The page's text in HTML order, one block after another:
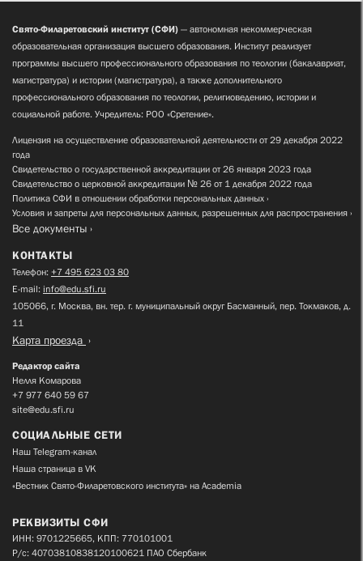
Свято-Филаретовский институт (СФИ) — автономная некоммерческая
образовательная организация высшего образования. Институт реализует
программы высшего профессионального образования по теологии (бакалавриат,
магистратура) и истории (магистратура), а также дополнительного
профессионального образования по теологии, религиоведению, истории и
социальной работе. Учредитель: РОО «Сретение».
Лицензия на осуществление образовательной деятельности от 29 декабря 2022
года
Свидетельство о государственной аккредитации от 26 января 2023 года
Свидетельство о церковной аккредитации № 26 от 1 декабря 2022 года
Политика СФИ в отношении обработки персональных данных
Условия и запреты для персональных данных, разрешенных для распространения
Все документы
КОНТАКТЫ
Телефон: +7 495 623 03 80
E-mail: info@edu.sfi.ru
105066, г. Москва, вн. тер. г. муниципальный округ Басманный, пер. Токмаков, д.
11
Карта проезда
Редактор сайта
Нелля Комарова
+7 977 640 59 67
site@edu.sfi.ru
СОЦИАЛЬНЫЕ СЕТИ
Наш Telegram-канал
Наша страница в VK
«Вестник Свято-Филаретовского института» на Academia
РЕКВИЗИТЫ СФИ
ИНН: 9701225665, КПП: 770101001
Р/с: 40703810838120100621 ПАО Сбербанк